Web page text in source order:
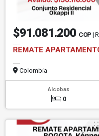
$91.081.200 COP |
REMATE
Colombia
Alcobas
0